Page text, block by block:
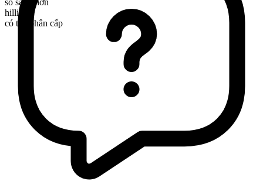
so sánh hơn
hillier
có thể phân cấp